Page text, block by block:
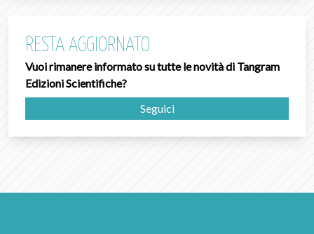
RESTA AGGIORNATO
Vuoi rimanere informato su tutte le novità di Tangram
Edizioni Scientifiche?
Seguici